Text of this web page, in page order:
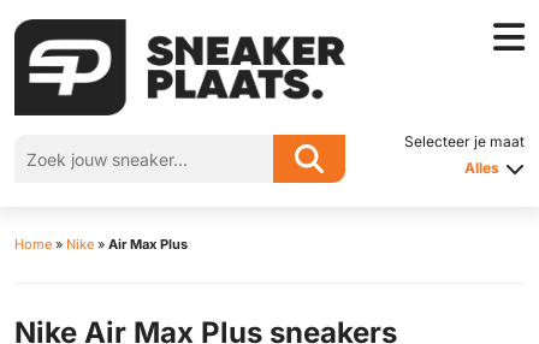
Selecteer je maat
Alles
Home » Nike » Air Max Plus
Nike Air Max Plus sneakers